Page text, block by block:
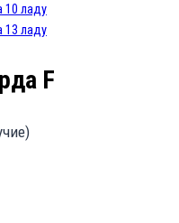
10 ладу
13 ладу
F